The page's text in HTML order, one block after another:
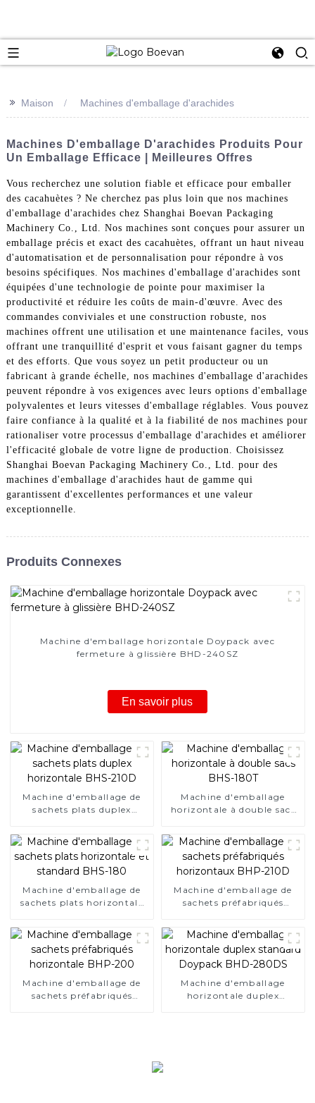
>> Maison Machines d'emballage d'arachides
Machines D'emballage D'arachides Produits Pour
Un Emballage Efficace | Meilleures Offres
Vous recherchez une solution fiable et efficace pour emballer
des cacahuètes ? Ne cherchez pas plus loin que nos machines
d'emballage d'arachides chez Shanghai Boevan Packaging
Machinery Co., Ltd. Nos machines sont conçues pour assurer un
emballage précis et exact des cacahuètes, offrant un haut niveau
d'automatisation et de personnalisation pour répondre à vos
besoins spécifiques. Nos machines d'emballage d'arachides sont
équipées d'une technologie de pointe pour maximiser la
productivité et réduire les coûts de main-d'œuvre. Avec des
commandes conviviales et une construction robuste, nos
machines offrent une utilisation et une maintenance faciles, vous
offrant une tranquillité d'esprit et vous faisant gagner du temps
et des efforts. Que vous soyez un petit producteur ou un
fabricant à grande échelle, nos machines d'emballage d'arachides
peuvent répondre à vos exigences avec leurs options d'emballage
polyvalentes et leurs vitesses d'emballage réglables. Vous pouvez
faire confiance à la qualité et à la fiabilité de nos machines pour
rationaliser votre processus d'emballage d'arachides et améliorer
l'efficacité globale de votre ligne de production. Choisissez
Shanghai Boevan Packaging Machinery Co., Ltd. pour des
machines d'emballage d'arachides haut de gamme qui
garantissent d'excellentes performances et une valeur
exceptionnelle.
Produits Connexes
Machine d'emballage horizontale Doypack avec
fermeture à glissière BHD-240SZ
En savoir plus
Machine d'emballage de
sachets plats duplex
Machine d'emballage
horizontale à double sacs
Machine d'emballage de
sachets plats horizontale
Machine d'emballage de
sachets préfabriqués
Machine d'emballage de
sachets préfabriqués
Machine d'emballage
horizontale duplex